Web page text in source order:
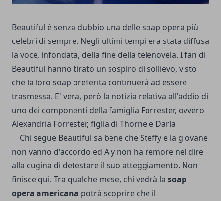
Beautiful è senza dubbio una delle soap opera più
celebri di sempre. Negli ultimi tempi era stata diffusa
la voce, infondata, della fine della telenovela. I fan di
Beautiful hanno tirato un sospiro di sollievo, visto
che la loro soap preferita continuerà ad essere
trasmessa. E' vera, però la notizia relativa all'addio di
uno dei componenti della famiglia Forrester, ovvero
Alexandria Forrester, figlia di Thorne e Darla
Chi segue Beautiful sa bene che Steffy e la giovane
non vanno d'accordo ed Aly non ha remore nel dire
alla cugina di detestare il suo atteggiamento. Non
finisce qui. Tra qualche mese, chi vedrà la soap
opera americana potrà scoprire che il